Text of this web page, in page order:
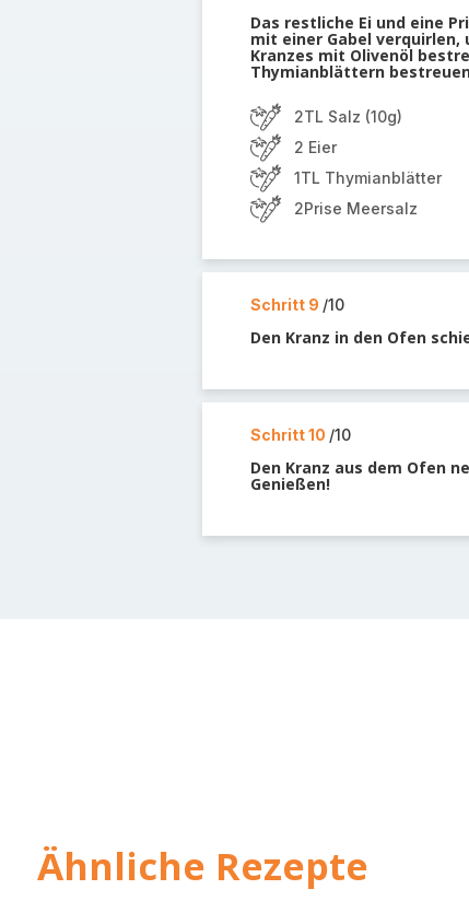
Das restliche Ei und eine
mit einer Gabel verquirlen,
Kranzes mit Olivenöl
Thymianblättern
2TL Salz (10g)
2 Eier
1TL Thymianblätter
2Prise Meersalz
Schritt 9 /10
Den Kranz in den Ofen
Schritt 10 /10
Den Kranz aus dem Ofen
Genießen!
Ähnliche Rezepte